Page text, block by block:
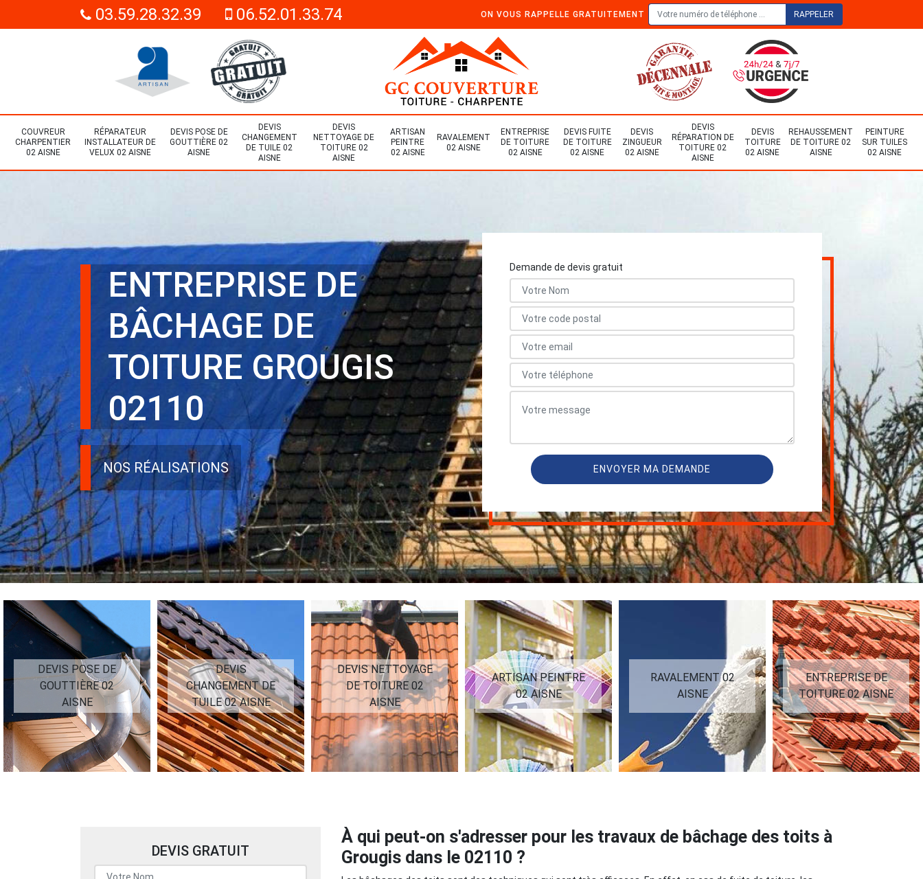
03.59.28.32.39 06.52.01.33.74 ON VOUS RAPPELLE GRATUITEMENT
COUVREUR
CHARPENTIER
02 AISNE
RÉPARATEUR
INSTALLATEUR DE
VELUX 02 AISNE
DEVIS POSE DE
GOUTTIÈRE 02
AISNE
DEVIS
CHANGEMENT
DE TUILE 02
AISNE
DEVIS
NETTOYAGE DE
TOITURE 02
AISNE
ARTISAN
PEINTRE
02 AISNE
RAVALEMENT
02 AISNE
ENTREPRISE
DE TOITURE
02 AISNE
DEVIS FUITE
DE TOITURE
02 AISNE
DEVIS
ZINGUEUR
02 AISNE
DEVIS
RÉPARATION DE
TOITURE 02
AISNE
DEVIS
TOITURE
02 AISNE
REHAUSSEMENT
DE TOITURE 02
AISNE
PEINTURE
SUR TUILES
02 AISNE
ENTREPRISE DE
BÂCHAGE DE
TOITURE GROUGIS
02110
NOS RÉALISATIONS
Demande de devis gratuit
DEVIS POSE DE
GOUTTIÈRE 02
AISNE
DEVIS
CHANGEMENT DE
TUILE 02 AISNE
DEVIS NETTOYAGE
DE TOITURE 02
AISNE
ARTISAN PEINTRE
02 AISNE
RAVALEMENT 02
AISNE
ENTREPRISE DE
TOITURE 02 AISNE
DEVIS GRATUIT
À qui peut-on s'adresser pour les travaux de bâchage des toits à
Grougis dans le 02110 ?